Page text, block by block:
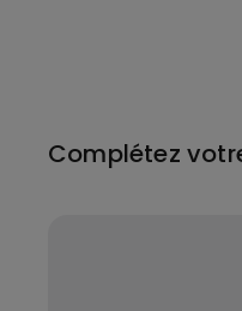
Complétez